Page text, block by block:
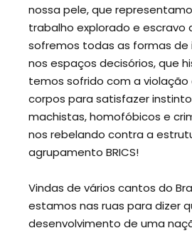
nossa pele, que
trabalho explorado e escravo
sofremos todas as formas
nos espaços decisórios, que
temos sofrido com a violação
corpos para satisfazer
machistas, homofóbicos e
nos rebelando contra a
agrupamento BRICS!
Vindas de vários cantos do
estamos nas ruas para dizer
desenvolvimento de uma